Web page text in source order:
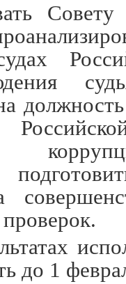
Совету
должность
до 1